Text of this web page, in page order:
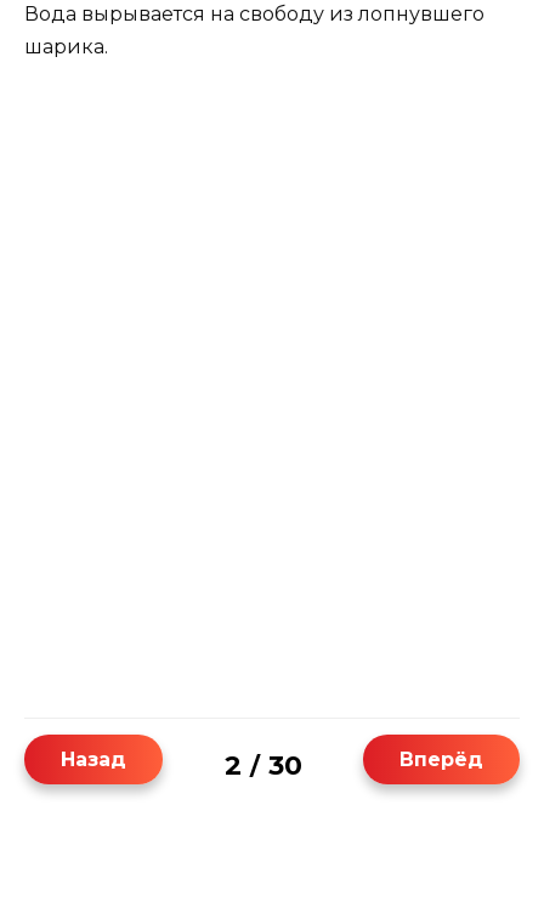
Вода вырывается на свободу из лопнувшего
шарика.
Назад Вперёд
2 / 30